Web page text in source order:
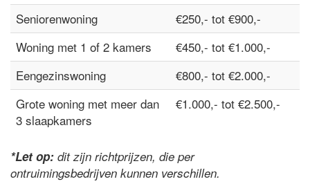
Seniorenwoning
€250,- tot €900,-
Woning met 1 of 2 kamers
€450,- tot €1.000,-
Eengezinswoning
€800,- tot €2.000,-
Grote woning met meer dan
3 slaapkamers
€1.000,- tot €2.500,-
*Let op: dit zijn richtprijzen, die per
ontruimingsbedrijven kunnen verschillen.